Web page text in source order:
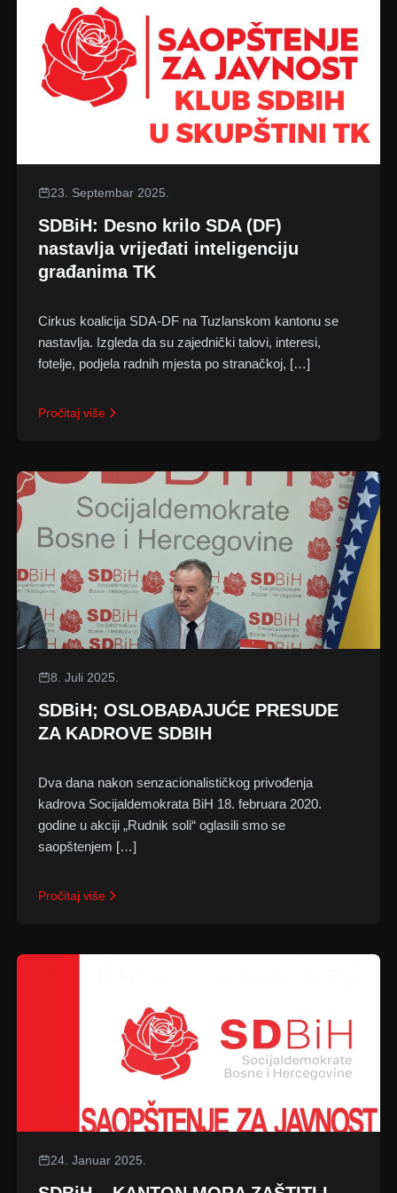
23. Septembar 2025.
SDBiH: Desno krilo SDA (DF)
nastavlja vrijeđati inteligenciju
građanima TK
Cirkus koalicija SDA-DF na Tuzlanskom kantonu se
nastavlja. Izgleda da su zajednički talovi, interesi,
fotelje, podjela radnih mjesta po stranačkoj, […]
Pročitaj više
8. Juli 2025.
SDBiH; OSLOBAĐAJUĆE PRESUDE
ZA KADROVE SDBIH
Dva dana nakon senzacionalističkog privođenja
kadrova Socijaldemokrata BiH 18. februara 2020.
godine u akciji „Rudnik soli“ oglasili smo se
saopštenjem […]
Pročitaj više
24. Januar 2025.